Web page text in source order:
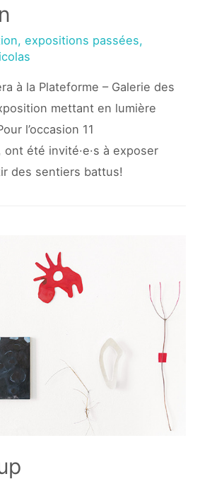
, expositions passées,
à la Plateforme – Galerie des
mettant en lumière
l’occasion 11
été invité·e·s à exposer
des sentiers battus!